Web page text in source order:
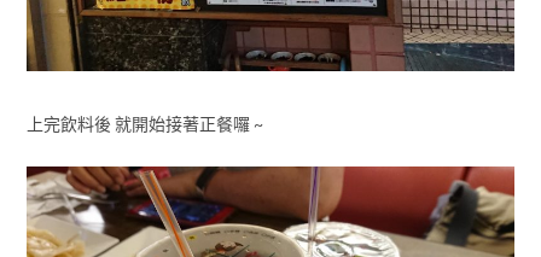
上完飲料後 就開始接著正餐囉 ~